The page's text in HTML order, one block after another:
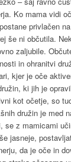
Ko mama vidi
privlačen
še ni občutila.
zaljubile.
in ohranitvi
kjer je oče
ki jih je opravil
kot očetje, so
družin je med
se z mamicami
jasneje,
da je oče in